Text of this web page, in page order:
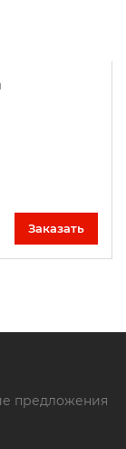
Заказать
предложения